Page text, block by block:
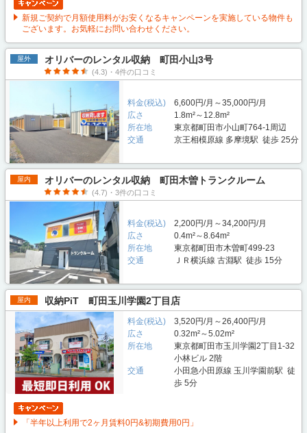
新規ご契約で月額使用料がお安くなるキャンペーンを実施している物件も
ございます。お気軽にお問い合わせください。
屋外 オリバーのレンタル収納 町田小山3号
(4.3)・4件の口コミ
料金(税込)
6,600円/月～35,000円/月
広さ
1.8m²～12.8m²
所在地
東京都町田市小山町764-1周辺
交通
京王相模原線 多摩境駅 徒歩 25分
屋内 オリバーのレンタル収納 町田木曽トランクルーム
(4.7)・3件の口コミ
料金(税込)
2,200円/月～34,200円/月
広さ
0.4m²～8.64m²
所在地
東京都町田市木曽町499-23
交通
ＪＲ横浜線 古淵駅 徒歩 15分
屋内 収納PiT 町田玉川学園2丁目店
料金(税込)
3,520円/月～26,400円/月
広さ
0.32m²～5.02m²
所在地
東京都町田市玉川学園2丁目1-32
小林ビル 2階
交通
小田急小田原線 玉川学園前駅 徒
歩 5分
「半年以上利用で2ヶ月賃料0円&初期費用0円」